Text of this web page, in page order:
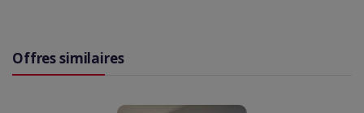
Offres similaires